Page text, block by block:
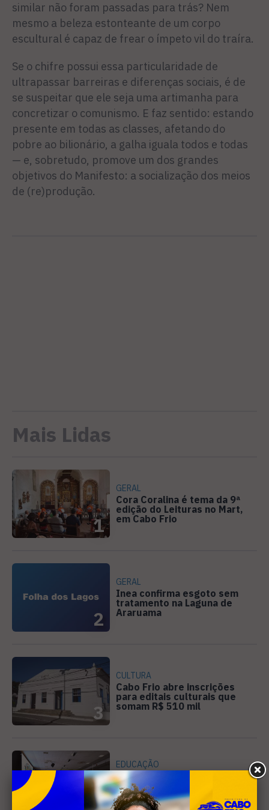
similar não foram passadas para trás? Nem
mesmo a beleza estonteante de um corpo
escultural é capaz de frear o ímpeto vil do traíra.
Se o chifre possui essa particularidade de
ultrapassar barreiras e diferenças sociais, é de
se suspeitar que ele seja uma artimanha para
concretizar o comunismo. E faz sentido: estando
presente em todas as classes, afetando do
pobre ao bilionário, a galha iguala todos e todas
— e, sobretudo, promove um dos grandes
objetivos do Manifesto: a socialização dos meios
de (re)produção.
Mais Lidas
1
GERAL
Cora Coralina é tema da 9ª
edição do Leituras no Mart,
em Cabo Frio
2
GERAL
Inea confirma esgoto sem
tratamento na Laguna de
Araruama
3
CULTURA
Cabo Frio abre inscrições
para editais culturais que
somam R$ 510 mil
EDUCAÇÃO
Secretário que elevou IDEB
de 4,2 para 8,8 no Ceará vai
compartilhar estratégias em
Cabo Frio